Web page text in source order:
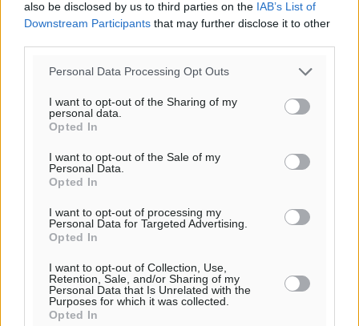
also be disclosed by us to third parties on the IAB’s List of
Downstream Participants that may further disclose it to other
Personal Data Processing Opt Outs
I want to opt-out of the Sharing of my
personal data.
Opted In
I want to opt-out of the Sale of my
Personal Data.
Opted In
I want to opt-out of processing my
Personal Data for Targeted Advertising.
Opted In
I want to opt-out of Collection, Use,
Retention, Sale, and/or Sharing of my
Personal Data that Is Unrelated with the
Purposes for which it was collected.
Opted In
Υπενθύμιση:
Για την μερική αναπαραγωγή της είδησης από άλλες
ιστοσελίδες είναι απαραίτητη η χρήση του παρακάτω
παρεχόμενου συνδέσμου παραπομπής προς το άρθρο
της Δημοκρατικής.
o καιρός τώρα:
αίθριος καιρός